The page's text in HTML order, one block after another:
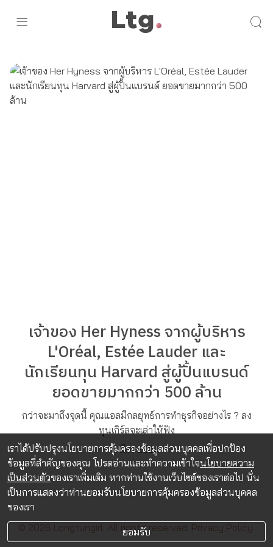
เจ้าของ Her Hyness จากผู้บริหาร
L'Oréal, Estée Lauder และ
นักเรียนทุน Harvard สู่ผู้ปั้นแบรนด์
ยอดขายมากกว่า 500 ล้าน
กว่าจะมาถึงจุดนี้ คุณแอลมีกลยุทธ์การทำธุรกิจอย่างไร ? ลง
ทุนเกิร์ลจะเล่าให้ฟัง
1 มี.ค. 2024
© 2026 Longtungirl. All rights reserved. Privacy Policy.
เราได้ปรับปรุงนโยบายการคุ้มครองข้อมูลส่วนบุคคลเพื่อปกป้อง
ข้อมูลที่สำคัญของคุณ โปรดอ่านและทำความเข้าใจนโยบายความ
เป็นส่วนตัวของเราเพิ่มเติม หากท่านใช้งานเว็บไซต์ของเราต่อไป นั่น
เป็นการแสดงว่าท่านยอมรับนโยบายการคุ้มครองข้อมูลส่วนบุคคล
ของเรา
ยอมรับ